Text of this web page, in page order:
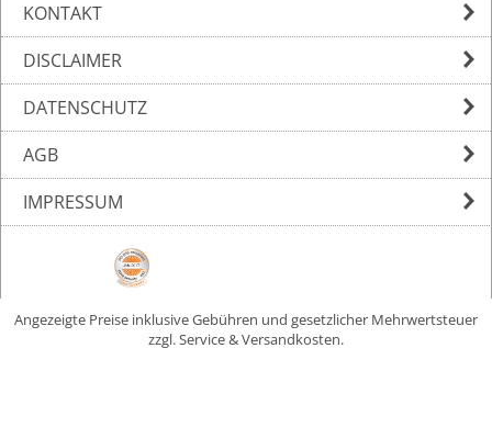
KONTAKT
DISCLAIMER
DATENSCHUTZ
AGB
IMPRESSUM
Angezeigte Preise inklusive Gebühren und gesetzlicher Mehrwertsteuer
zzgl. Service & Versandkosten.